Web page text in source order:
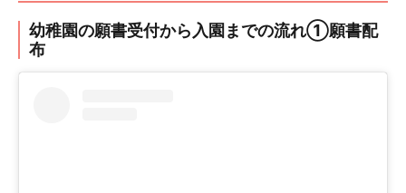
幼稚園の願書受付から入園までの流れ①願書配
布